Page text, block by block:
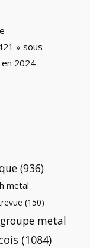
» sous
2024
(936)
metal
(150)
groupe metal
(1084)